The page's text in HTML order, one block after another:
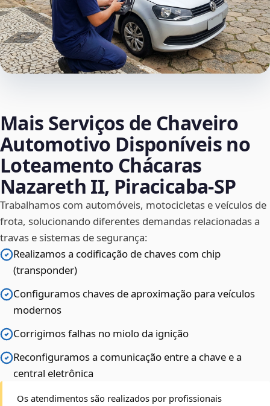
Mais Serviços de Chaveiro
Automotivo Disponíveis no
Loteamento Chácaras
Nazareth II, Piracicaba‑SP
Trabalhamos com automóveis, motocicletas e veículos de
frota, solucionando diferentes demandas relacionadas a
travas e sistemas de segurança:
Realizamos a codificação de chaves com chip
(transponder)
Configuramos chaves de aproximação para veículos
modernos
Corrigimos falhas no miolo da ignição
Reconfiguramos a comunicação entre a chave e a
central eletrônica
Os atendimentos são realizados por profissionais